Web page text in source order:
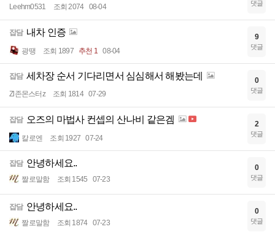
Leehm0531 조회 2074 08-04 댓글
잡담 내차 인증
광땡 조회 1897 추천 1 08-04
9
댓글
잡담 세차장 순서 기다리면서 심심해서 해봤는데
Zl존몬스터z 조회 1814 07-29
0
댓글
잡담 오즈의 마법사 컨셉의 산나비 같은겜
칼로엔 조회 1927 07-24
2
댓글
잡담 안녕하세요..
짤로말함 조회 1545 07-23
0
댓글
잡담 안녕하세요..
짤로말함 조회 1874 07-23
0
댓글